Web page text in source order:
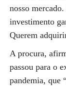
nosso
investimento
Querem
A procura,
passou para o
pandemia, que